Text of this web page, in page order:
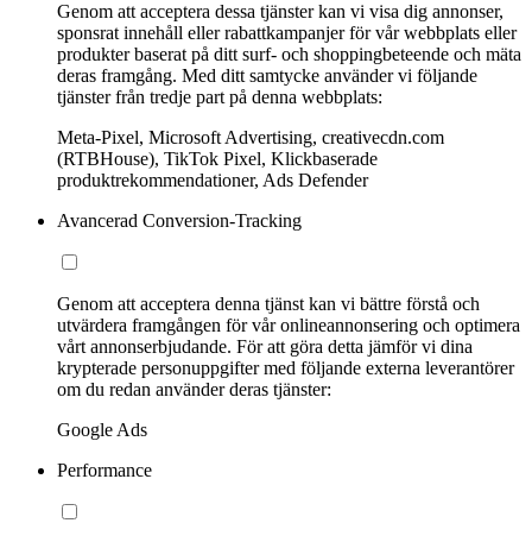
Genom att acceptera dessa tjänster kan vi visa dig annonser,
sponsrat innehåll eller rabattkampanjer för vår webbplats eller
produkter baserat på ditt surf- och shoppingbeteende och mäta
deras framgång. Med ditt samtycke använder vi följande
tjänster från tredje part på denna webbplats:
Meta-Pixel, Microsoft Advertising, creativecdn.com
(RTBHouse), TikTok Pixel, Klickbaserade
produktrekommendationer, Ads Defender
Avancerad Conversion-Tracking
Genom att acceptera denna tjänst kan vi bättre förstå och
utvärdera framgången för vår onlineannonsering och optimera
vårt annonserbjudande. För att göra detta jämför vi dina
krypterade personuppgifter med följande externa leverantörer
om du redan använder deras tjänster:
Google Ads
Performance